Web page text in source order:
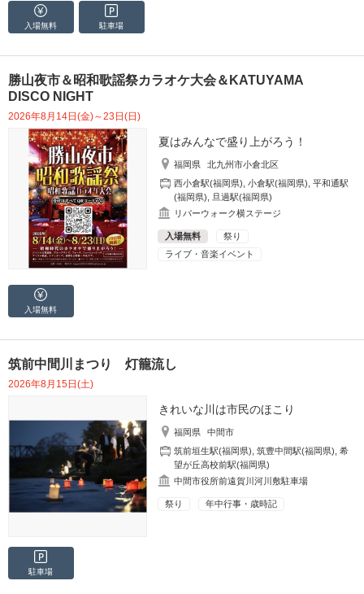
入場無料 駐車場
勝山夜市＆昭和歌謡祭カラオケ大会＆KATUYAMA
DISCO NIGHT
2026年8月14日(金)～23日(日)
夏はみんなで盛り上がろう！
福岡県
北九州市小倉北区
西小倉駅(福岡県),小倉駅(福岡県),平和通駅
(福岡県),旦過駅(福岡県)
リバーウォーク横ステージ
入場無料
祭り
ライブ・音楽イベント
入場無料
筑前中間川まつり 灯籠流し
2026年8月15日(土)
きれいな川は市民のほこり
福岡県
中間市
筑前垣生駅(福岡県),筑豊中間駅(福岡県),希
望が丘高校前駅(福岡県)
中間市役所前遠賀川河川敷駐車場
祭り 年中行事・歳時記
駐車場